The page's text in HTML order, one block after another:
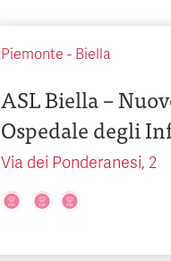
Piemonte - Biella
ASL Biella –
Ospedale degli
Via dei Ponderanesi, 2